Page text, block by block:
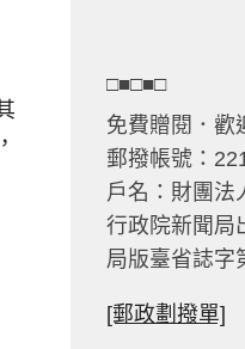
□■□■□
免費贈閱．
郵撥帳號：
戶名：財團法
行政院新聞局
局版臺省誌字
[郵政劃撥單]